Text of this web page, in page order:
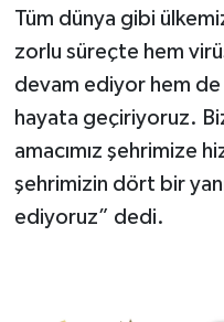
Tüm dünya gibi
zorlu süreçte hem
devam ediyor hem
hayata geçiriyoruz.
amacımız şehrimize
şehrimizin dört bir
ediyoruz” dedi.